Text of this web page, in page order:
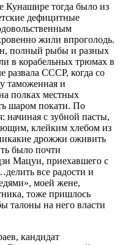
Кунашире тогда было из
дефицитные
жили впроголодь.
полный рыбы и разных
в корабельных трюмах в
развала СССР, когда со
таможенная и
полках местных
шаром покати. По
начиная с зубной пасты,
клейким хлебом из
дрожжи оживить
было почти
Мацуи, приехавшего с
все радости и
моей жене,
тоже пришлось
талоны на него власти
кандидат